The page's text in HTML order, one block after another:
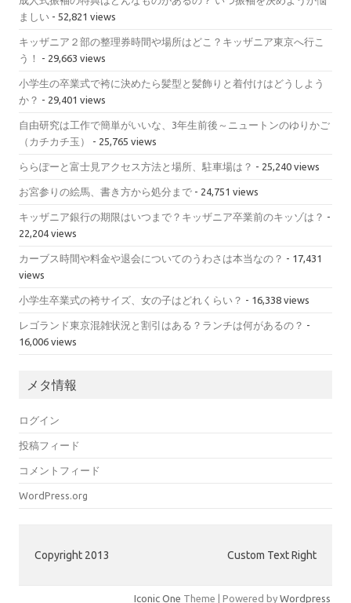
ましい - 52,821 views
キッザニア２部の整理券時間や場所はどこ？キッザニア東京へ行こ
う！
- 29,663 views
小学生の卒業式で袴に決めたら髪型と髪飾りと着付けはどうしよう
か？ - 29,401 views
自由研究は工作で簡単がいいな、3年生前後～ニュートンのゆりかご
（カチカチ玉）
- 25,765 views
ららぽーと富士見アクセス方法と場所、駐車場は？ - 25,240 views
お宮参りの絵馬、書き方から処分まで - 24,751 views
キッザニア銀行の期限はいつまで？キッザニア卒業前のキッゾは？ -
22,204 views
カーブス時間や料金や退会についてのうわさは本当なの？ - 17,431
views
小学生卒業式の袴サイズ、女の子はどれくらい？ - 16,338 views
レゴランド東京混雑状況と割引はある？ランチは何があるの？ -
16,006 views
メタ情報
ログイン
投稿フィード
コメントフィード
WordPress.org
Copyright 2013 Custom Text Right
Iconic One Theme | Powered by Wordpress